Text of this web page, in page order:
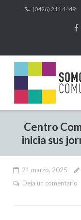
(0426) 211 4449
Centro
inicia sus
21 marzo, 2025
Deja un comentario